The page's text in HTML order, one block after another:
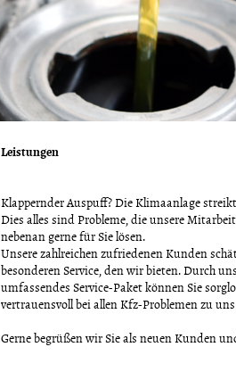
Leistungen
Klappernder Auspuff? Die Klimaanlage
Dies alles sind Probleme, die unsere
nebenan gerne für Sie lösen.
Unsere zahlreichen zufriedenen Kunden
besonderen Service, den wir bieten. Durch
umfassendes Service-Paket können Sie
vertrauensvoll bei allen Kfz-Problemen zu
Gerne begrüßen wir Sie als neuen Kunden